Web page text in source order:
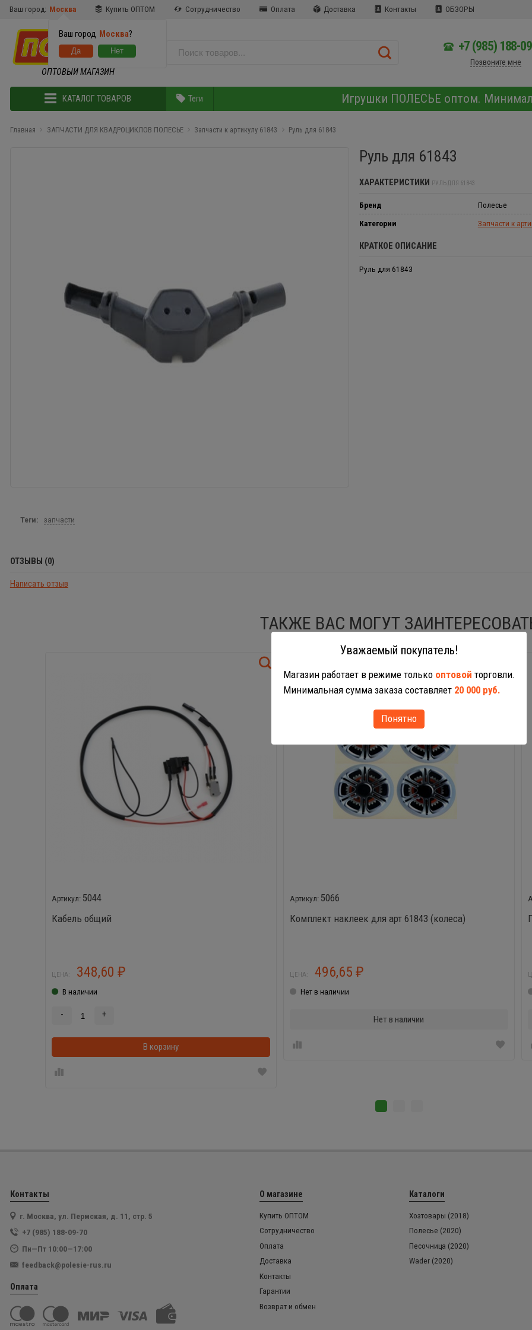
Ваш город: Москва
Ваш город Москва?
Купить ОПТОМ Сотрудничество Оплата Доставка Контакты ОБЗОРЫ
ОПТОВЫЙ МАГАЗИН
+7 (985) 188-
Позвоните мне
КАТАЛОГ ТОВАРОВ Теги Игрушки ПОЛЕСЬЕ оптом.
Главная ЗАПЧАСТИ ДЛЯ КВАДРОЦИКЛОВ ПОЛЕСЬЕ Запчасти к артикулу 61843 Руль для 61843
Руль для 61843
ХАРАКТЕРИСТИКИ РУЛЬ ДЛЯ 61843
Бренд
Полесье
Категории
Запчасти к
КРАТКОЕ ОПИСАНИЕ
Руль для 61843
Теги: запчасти
ОТЗЫВЫ (0)
Написать отзыв
ТАКЖЕ ВАС МОГУТ
5044
Кабель общий
ЦЕНА: 348,60 ₽
В наличии
- +
В корзину
5066
Комплект наклеек для арт 61843 (колеса)
ЦЕНА: 496,65 ₽
Нет в наличии
Нет в наличии
Контакты
г. Москва, ул. Пермская, д. 11, стр. 5
+7 (985) 188-09-70
Пн—Пт 10:00—17:00
feedback@polesie-rus.ru
Оплата
О магазине
Купить ОПТОМ
Сотрудничество
Оплата
Доставка
Контакты
Гарантии
Возврат и обмен
Каталоги
Хозтовары (2018)
Полесье (2020)
Песочница (2020)
Wader (2020)
Уважаемый покупатель!
Магазин работает в режиме только оптовой торговли.
Минимальная сумма заказа составляет 20 000 руб.
Понятно